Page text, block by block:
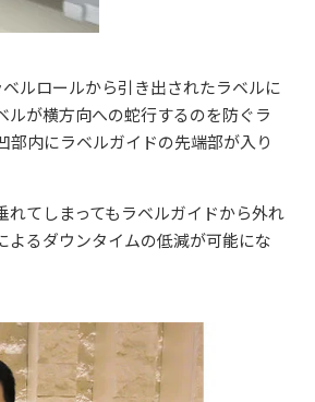
ルロールから引き出されたラベルに
が横方向への蛇行するのを防ぐラ
内にラベルガイドの先端部が入り
てしまってもラベルガイドから外れ
るダウンタイムの低減が可能にな